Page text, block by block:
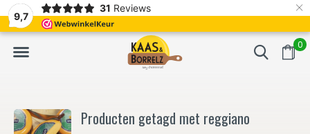
9,7
31 Reviews ×
0
Vers van het mes en gevacumeerd Vaak volgende
Producten getagd met reggiano